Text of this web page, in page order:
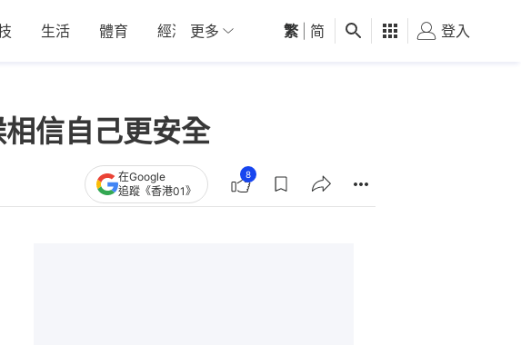
生活 體育 經濟 01深圳 觀點 健康 好食玩飛
更多 繁 简 登入
信自己更安全
在Google
追蹤《香港01》
8